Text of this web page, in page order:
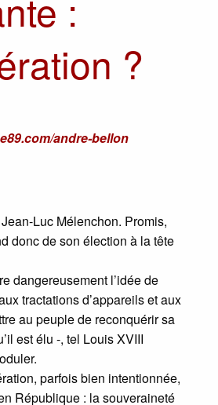
?
andre-bellon
Luc Mélenchon. Promis,
donc de son élection à la tête
dangereusement l’idée de
tractations d’appareils et aux
au peuple de reconquérir sa
est élu -, tel Louis XVIII
parfois bien intentionnée,
République : la souveraineté